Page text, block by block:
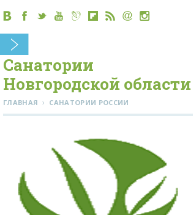
Санатории
Новгородской области
ГЛАВНАЯ › САНАТОРИИ РОССИИ